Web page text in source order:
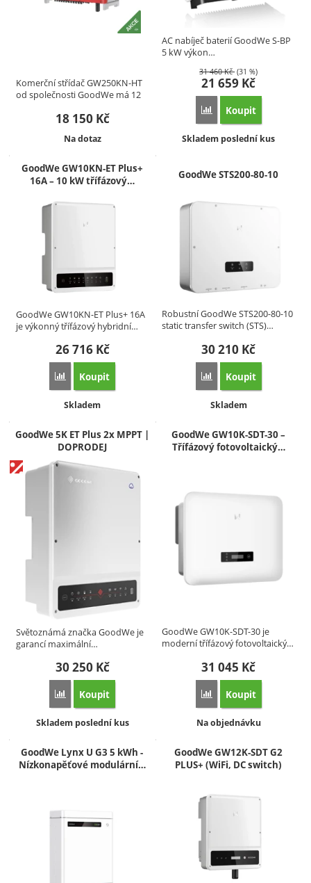
Komerční střídač GW250KN-HT
od společnosti GoodWe má 12
18 150 Kč
Dostupnost:
Na dotaz
AC nabíječ baterií GoodWe S-BP
5 kW výkon…
31 460Kč (31 %)
21 659 Kč
Přidat 'AC nabíječ
Koupit
Dostupnost:
Skladem poslední kus
GoodWe GW10KN-ET Plus+
16A – 10 kW třífázový…
GoodWe GW10KN-ET Plus+ 16A
je výkonný třífázový hybridní…
26 716 Kč
Přidat 'GoodWe GW10KN-ET Plus+ 16A – 10 kW
Koupit
Dostupnost:
Skladem
GoodWe STS200-80-10
Robustní GoodWe STS200-80-10
static transfer switch (STS)…
30 210 Kč
Přidat 'GoodWe
Koupit
Dostupnost:
Skladem
GoodWe 5K ET Plus 2x MPPT |
DOPRODEJ
Světoznámá značka GoodWe je
garancí maximální…
30 250 Kč
Přidat 'GoodWe 5K ET Plus 2x MPPT | DOPRODEJ' k
Koupit
Dostupnost:
Skladem poslední kus
GoodWe GW10K-SDT-30 –
Třífázový fotovoltaický…
GoodWe GW10K-SDT-30 je
moderní třífázový fotovoltaický…
31 045 Kč
Přidat 'GoodWe
Koupit
Dostupnost:
Na objednávku
GoodWe Lynx U G3 5 kWh -
Nízkonapěťové modulární…
GoodWe GW12K-SDT G2
PLUS+ (WiFi, DC switch)